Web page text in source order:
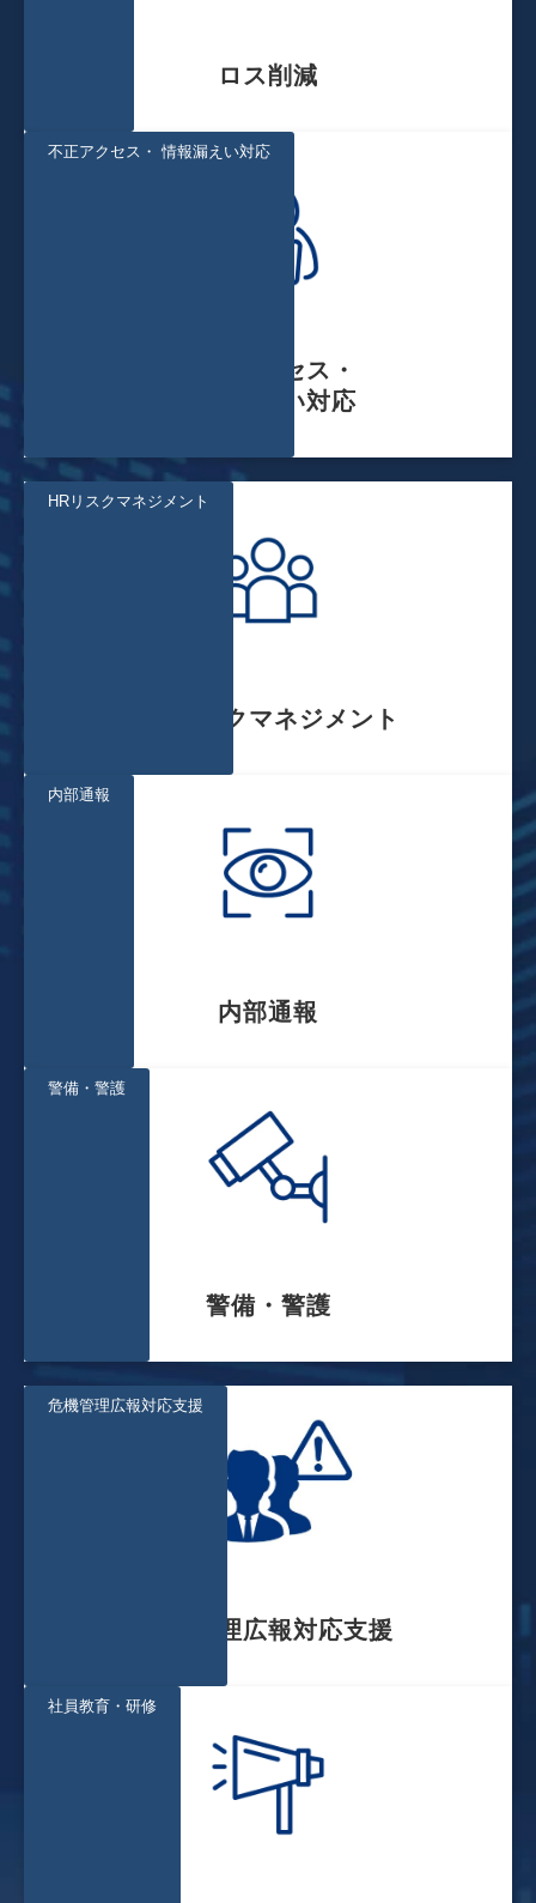
ロス削減
不正アクセス・
情報漏えい対応
不正アクセス・ 情報漏えい対応
HRリスクマネジメント
HRリスクマネジメント
内部通報
内部通報
警備・警護
警備・警護
危機管理広報対応支援
危機管理広報対応支援
社員教育・研修